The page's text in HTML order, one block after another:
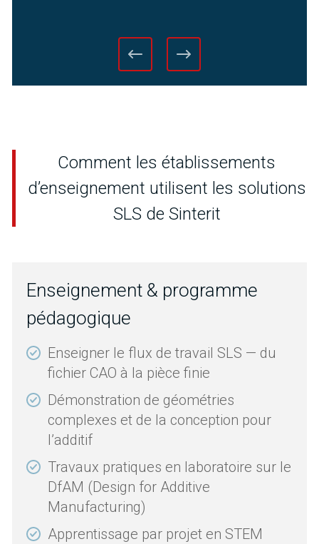
Comment les établissements
d’enseignement utilisent les solutions
SLS de Sinterit
Enseignement & programme
pédagogique
Enseigner le flux de travail SLS — du
fichier CAO à la pièce finie
Démonstration de géométries
complexes et de la conception pour
l’additif
Travaux pratiques en laboratoire sur le
DfAM (Design for Additive
Manufacturing)
Apprentissage par projet en STEM